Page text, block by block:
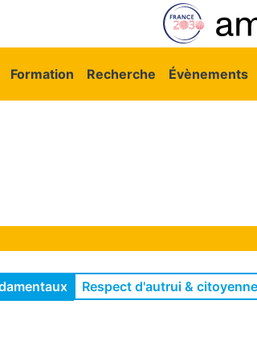
principale
Formation Recherche Évènements
Respect d'autrui &